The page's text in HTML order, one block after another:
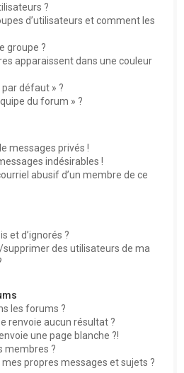
?
d’utilisateurs et comment les
groupe ?
apparaissent dans une couleur
par défaut » ?
du forum » ?
messages privés !
indésirables !
abusif d’un membre de ce
et d’ignorés ?
des utilisateurs de ma
les forums ?
renvoie aucun résultat ?
une page blanche ?!
membres ?
propres messages et sujets ?